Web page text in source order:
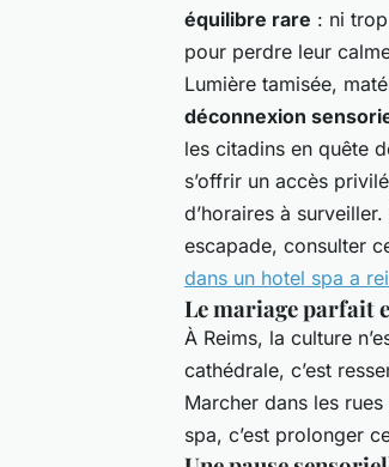
équilibre rare : ni
pour perdre leur
Lumière tamisée,
déconnexion
les citadins en quête
s’offrir un accès
d’horaires à
escapade, consulter
dans un hotel spa a
Le mariage parfait
À Reims, la culture
cathédrale, c’est
Marcher dans les
spa, c’est prolonger